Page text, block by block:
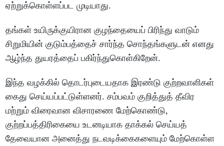
ஏற்றுக்கொள்ளப்பட முடியாது.
தங்கள் உயிருக்குயிரான குழந்தையைப் பிரிந்து வாடும்
சிறுமியின் குடும்பத்தைச் சார்ந்த சொந்தங்களுடன் எனது
ஆழ்ந்த துயரத்தைப் பகிர்ந்துகொள்கிறேன்.
இந்த வழக்கில் தொடர்புடையதாக இரண்டு குற்றவாளிகள்
கைது செய்யப்பட்டுள்ளனர். சம்பவம் குறித்துத் தீவிர
மற்றும் விரைவான விசாரணை மேற்கொண்டு,
குற்றப்பத்திரிகையை உடனடியாக தாக்கல் செய்யத்
தேவையான அனைத்து நடவடிக்கைகளையும் மேற்கொள்ள